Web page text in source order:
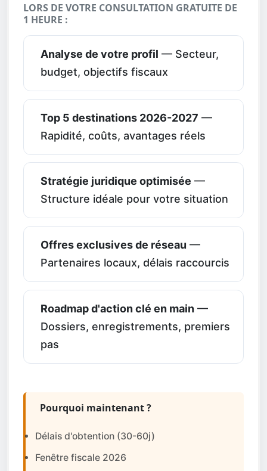
LORS DE VOTRE CONSULTATION GRATUITE DE
1 HEURE :
Analyse de votre profil — Secteur,
budget, objectifs fiscaux
Top 5 destinations 2026-2027 —
Rapidité, coûts, avantages réels
Stratégie juridique optimisée —
Structure idéale pour votre situation
Offres exclusives de réseau —
Partenaires locaux, délais raccourcis
Roadmap d'action clé en main —
Dossiers, enregistrements, premiers
pas
Pourquoi maintenant ?
Délais d'obtention (30-60j)
Fenêtre fiscale 2026